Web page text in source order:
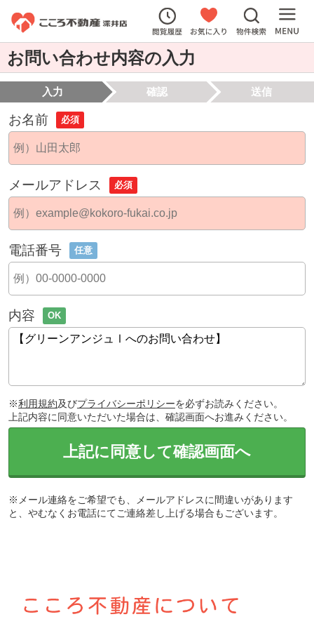
お問い合わせ内容の入力
入力 確認 送信
お名前 必須
メールアドレス 必須
電話番号 任意
内容 OK
※利用規約及びプライバシーポリシーを必ずお読みください。
上記内容に同意いただいた場合は、確認画面へお進みください。
上記に同意して確認画面へ
※メール連絡をご希望でも、メールアドレスに間違いがあります
と、やむなくお電話にてご連絡差し上げる場合もございます。